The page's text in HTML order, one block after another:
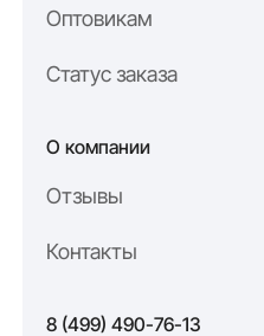
Оптовикам
Статус заказа
О компании
Отзывы
Контакты
8 (499) 490-76-13